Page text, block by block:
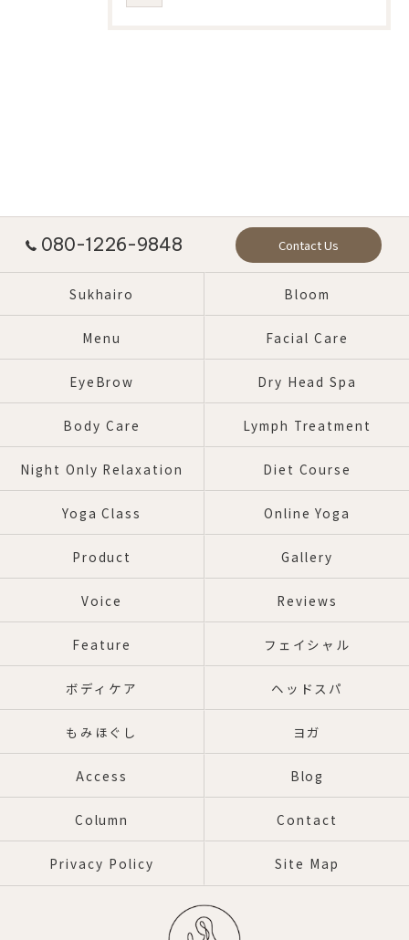
080-1226-9848 Contact Us
Sukhairo Bloom
Menu Facial Care
EyeBrow Dry Head Spa
Body Care Lymph Treatment
Night Only Relaxation Diet Course
Yoga Class Online Yoga
Product Gallery
Voice Reviews
Feature フェイシャル
ボディケア ヘッドスパ
もみほぐし ヨガ
Access Blog
Column Contact
Privacy Policy Site Map